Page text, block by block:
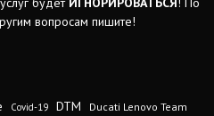
вопросам пишите!
Covid-19 DTM Ducati Lenovo Team